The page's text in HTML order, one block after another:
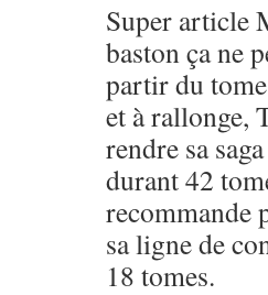
Super article
baston ça ne
partir du
et à rallonge,
rendre sa
durant 42
recommande
sa ligne de
18 tomes.